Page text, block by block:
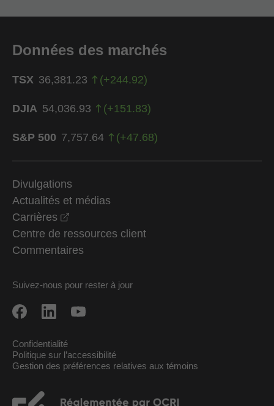
Données des marchés
TSX 36,381.23 (+244.92)
DJIA 54,036.93 (+151.83)
S&P 500 7,757.64 (+47.68)
Divulgations
Actualités et médias
Carrières
Centre de ressources client
Commentaires
Suivez-nous pour rester à jour
Confidentialité
Politique sur l’accessibilité
Gestion des préférences relatives aux témoins